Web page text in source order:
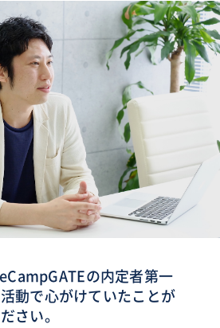
の内定者第一
動で心がけていたことが
さい。